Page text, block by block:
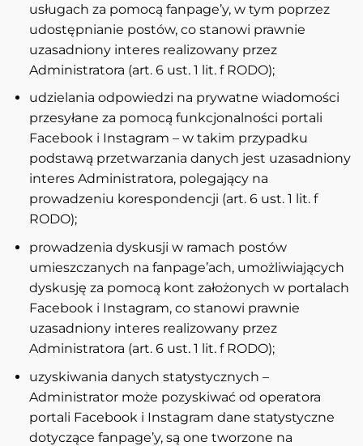
usługach za pomocą fanpage’y, w tym poprzez
udostępnianie postów, co stanowi prawnie
uzasadniony interes realizowany przez
Administratora (art. 6 ust. 1 lit. f RODO);
udzielania odpowiedzi na prywatne wiadomości
przesyłane za pomocą funkcjonalności portali
Facebook i Instagram – w takim przypadku
podstawą przetwarzania danych jest uzasadniony
interes Administratora, polegający na
prowadzeniu korespondencji (art. 6 ust. 1 lit. f
RODO);
prowadzenia dyskusji w ramach postów
umieszczanych na fanpage’ach, umożliwiających
dyskusję za pomocą kont założonych w portalach
Facebook i Instagram, co stanowi prawnie
uzasadniony interes realizowany przez
Administratora (art. 6 ust. 1 lit. f RODO);
uzyskiwania danych statystycznych –
Administrator może pozyskiwać od operatora
portali Facebook i Instagram dane statystyczne
dotyczące fanpage’y, są one tworzone na